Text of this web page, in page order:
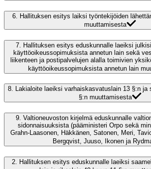
6.
Hallituksen esitys laiksi työntekijöiden
muuttamisesta
7. Hallituksen esitys eduskunnalle laeiksi
käyttöoikeussopimuksista annetun lain sekä
liikenteen ja postipalvelujen alalla toimivien
käyttöoikeussopimuksista annetun lain
8. Lakialoite laeiksi varhaiskasvatuslain 13 §:n ja
§:n muuttamisesta
9. Valtioneuvoston kirjelmä eduskunnalle
sidonnaisuuksista (pääministeri Orpo sekä
Grahn-Laasonen, Häkkänen, Satonen, Meri,
Bergqvist, Juuso, Ikonen ja
2.
Hallituksen esitys eduskunnalle laeiksi